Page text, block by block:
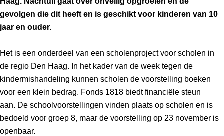
gevolgen die dit heeft en is geschikt voor kinderen van 10
jaar en ouder.
Het is een onderdeel van een scholenproject voor scholen in
de regio Den Haag. In het kader van de week tegen de
kindermishandeling kunnen scholen de voorstelling boeken
voor een klein bedrag. Fonds 1818 biedt financiële steun
aan. De schoolvoorstellingen vinden plaats op scholen en is
bedoeld voor groep 8, maar de voorstelling op 23 november is
openbaar.